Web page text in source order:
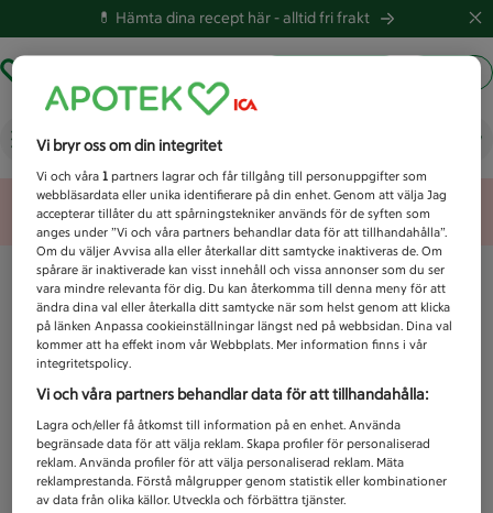
💊 Hämta dina recept här -alltid fri frakt
Vad letar du efter idag?
Unknown error
Vi bryr oss om din integritet
Vi och våra1 partners lagrar och får tillgång till personuppgifter som
webbläsardata eller unika identifierare på din enhet. Genom att välja Jag
accepterar tillåter du att spårningstekniker används för de syften som
anges under ”Vi och våra partners behandlar data för att tillhandahålla”.
Om du väljer Avvisa alla eller återkallar ditt samtycke inaktiveras de. Om
spårare är inaktiverade kan visst innehåll och vissa annonser som du ser
vara mindre relevanta för dig. Du kan återkomma till denna meny för att
ändra dina val eller återkalla ditt samtycke när som helst genom att klicka
på länken Anpassa cookieinställningar längst ned på webbsidan. Dina val
kommer att ha effekt inom vår Webbplats. Mer information finns i vår
integritetspolicy.
Vi och våra partners behandlar data för att tillhandahålla:
Lagra och/eller få åtkomst till information på en enhet. Använda
begränsade data för att välja reklam. Skapa profiler för personaliserad
reklam. Använda profiler för att välja personaliserad reklam. Mäta
reklamprestanda. Förstå målgrupper genom statistik eller kombinationer
av data från olika källor. Utveckla och förbättra tjänster.